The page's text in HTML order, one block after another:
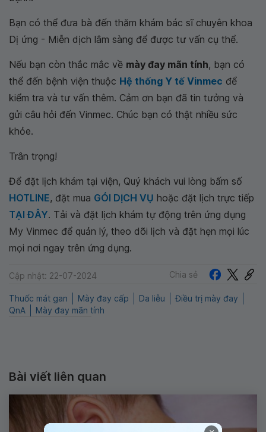
Bạn có thể đưa bà đến thăm khám bác sĩ chuyên khoa
Dị ứng - Miễn dịch lâm sàng để được tư vấn cụ thể.
Nếu bạn còn thắc mắc về mày đay mãn tính, bạn có
thể đến bệnh viện thuộc Hệ thống Y tế Vinmec để
kiểm tra và tư vấn thêm. Cảm ơn bạn đã tin tưởng và
gửi câu hỏi đến Vinmec. Chúc bạn có thật nhiều sức
khỏe.
Trân trọng!
Để đặt lịch khám tại viện, Quý khách vui lòng bấm số
HOTLINE, đặt mua GÓI DỊCH VỤ hoặc đặt lịch trực tiếp
TẠI ĐÂY. Tải và đặt lịch khám tự động trên ứng dụng
My Vinmec để quản lý, theo dõi lịch và đặt hẹn mọi lúc
mọi nơi ngay trên ứng dụng.
Cập nhật: 22-07-2024 Chia sẻ
Thuốc mát gan Mày đay cấp Da liễu
Điều trị mày đay
QnA
Mày đay mãn tính
Bài viết liên quan